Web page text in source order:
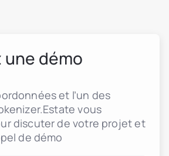
une démo
et l’un des
vous
discuter de votre projet et
de démo